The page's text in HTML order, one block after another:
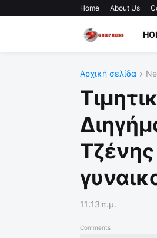
Home About Us
Αρχική σελίδα
11:13 π.μ.
Comments